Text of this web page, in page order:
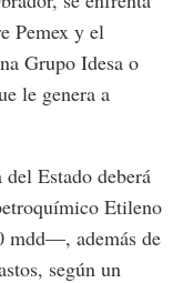
Pemex y el
Grupo Idesa o
le genera a
Estado deberá
Etileno
mdd—, además de
según un